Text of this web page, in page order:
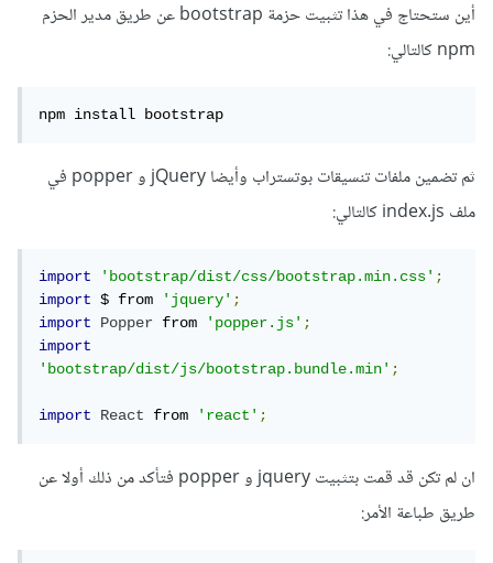
أين ستحتاج في هذا تثبيت حزمة bootstrap عن طريق مدير الحزم
npm كالتالي:
npm install bootstrap
ثم تضمين ملفات تنسيقات بوتستراب وأيضا jQuery و popper في
ملف index.js كالتالي:
import 'bootstrap/dist/css/bootstrap.min.css';
import $ from 'jquery';
import
Popper from 'popper.js';
import
'bootstrap/dist/js/bootstrap.bundle.min';
import React from 'react';
ان لم تكن قد قمت بتثبيت jquery و popper فتأكد من ذلك أولا عن
طريق طباعة الأمر: